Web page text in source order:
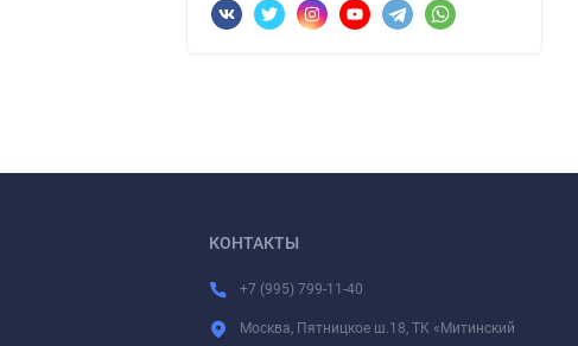
КОНТАКТЫ
+7 (995) 799-11-40
Москва, Пятницкое ш.18, ТК «Митинский